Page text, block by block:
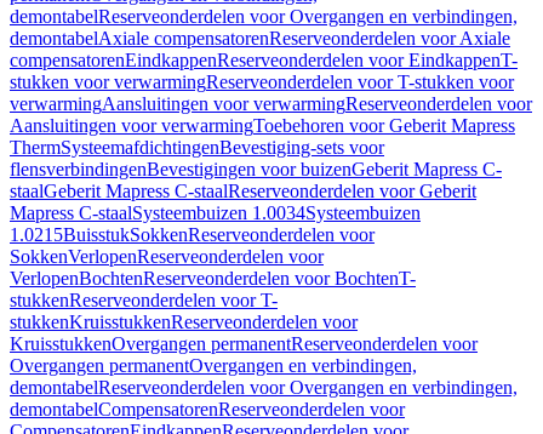
demontabelReserveonderdelen voor Overgangen en verbindingen,
demontabelAxiale compensatorenReserveonderdelen voor Axiale
compensatorenEindkappenReserveonderdelen voor EindkappenT-
stukken voor verwarmingReserveonderdelen voor T-stukken voor
verwarmingAansluitingen voor verwarmingReserveonderdelen voor
Aansluitingen voor verwarmingToebehoren voor Geberit Mapress
ThermSysteemafdichtingenBevestiging-sets voor
flensverbindingenBevestigingen voor buizenGeberit Mapress C-
staalGeberit Mapress C-staalReserveonderdelen voor Geberit
Mapress C-staalSysteembuizen 1.0034Systeembuizen
1.0215BuisstukSokkenReserveonderdelen voor
SokkenVerlopenReserveonderdelen voor
VerlopenBochtenReserveonderdelen voor BochtenT-
stukkenReserveonderdelen voor T-
stukkenKruisstukkenReserveonderdelen voor
KruisstukkenOvergangen permanentReserveonderdelen voor
Overgangen permanentOvergangen en verbindingen,
demontabelReserveonderdelen voor Overgangen en verbindingen,
demontabelCompensatorenReserveonderdelen voor